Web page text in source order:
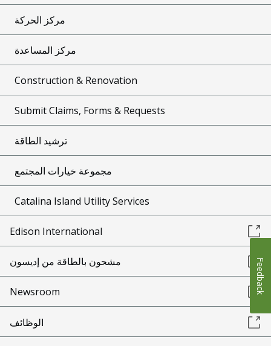
مركز الحركة
مركز المساعدة
Construction & Renovation
Submit Claims, Forms & Requests
ترشيد الطاقة
مجموعة خيارات المجتمع
Catalina Island Utility Services
Edison International
مشحون بالطاقة من إديسون
Newsroom
الوظائف
Feedback